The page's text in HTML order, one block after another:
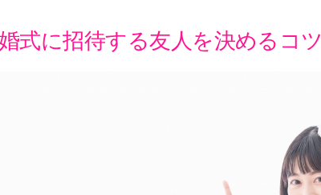
式に招待する友人を決めるコツ